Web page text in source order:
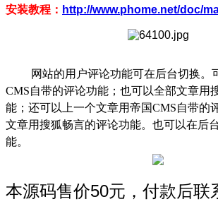
安装教程： http://www.phome.net/doc/
网站的用户评论功能可在后台切换。
CMS自带的评论功能；也可以全部文章用
能；还可以上一个文章用帝国CMS自带的
文章用搜狐畅言的评论功能。也可以在后
能。
本源码售价50元，付款后联